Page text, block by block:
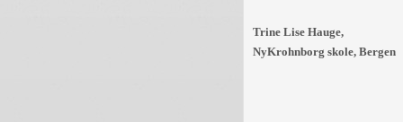
Trine Lise Hauge,
NyKrohnborg skole, Bergen